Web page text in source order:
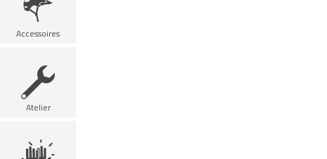
Accessoires
Atelier